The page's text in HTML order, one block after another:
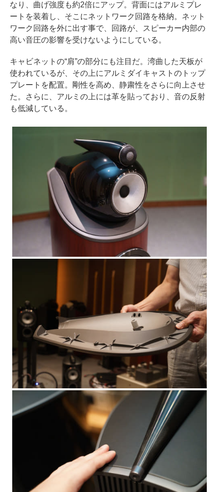
なり、曲げ強度も約2倍にアップ。背面にはアルミプレ
ートを装着し、そこにネットワーク回路を格納。ネット
ワーク回路を外に出す事で、回路が、スピーカー内部の
高い音圧の影響を受けないようにしている。
キャビネットの“肩”の部分にも注目だ。湾曲した天板が
使われているが、その上にアルミダイキャストのトップ
プレートを配置。剛性を高め、静粛性をさらに向上させ
た。さらに、アルミの上には革を貼っており、音の反射
も低減している。